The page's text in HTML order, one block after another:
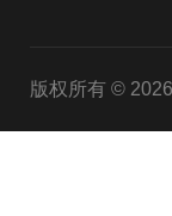
版权所有 ©